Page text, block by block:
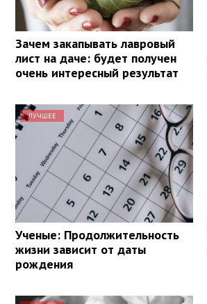
Зачем закапывать лавровый
лист на даче: будет получен
очень интересный результат
ЛУЧШЕЕ
Ученые: Продолжительность
жизни зависит от даты
рождения